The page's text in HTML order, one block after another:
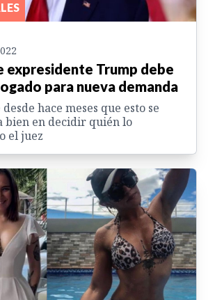
expresidente Trump debe
para nueva demanda
hace meses que esto se
bien en decidir quién lo
el juez